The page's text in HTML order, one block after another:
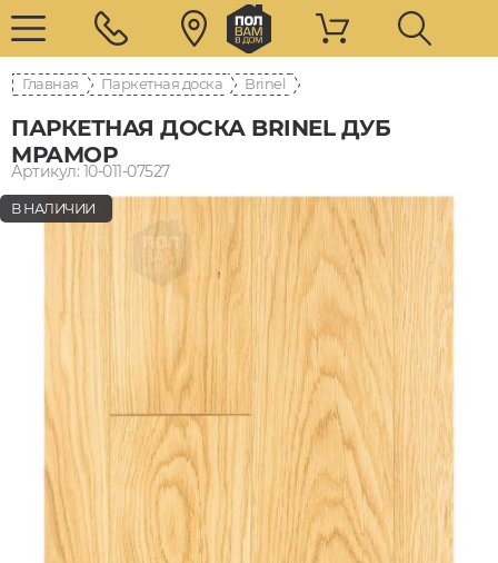
Главная Паркетная доска Brinel
ПАРКЕТНАЯ ДОСКА BRINEL ДУБ
МРАМОР
Артикул: 10-011-07527
В НАЛИЧИИ